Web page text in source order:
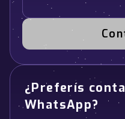
¿Preferís
WhatsApp?